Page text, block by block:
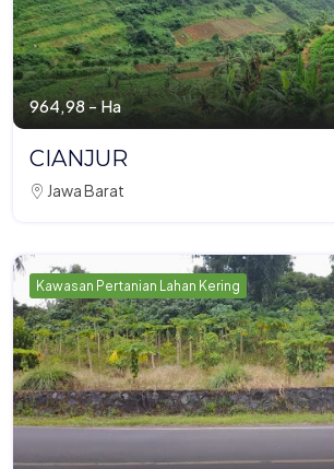
964,98 - Ha
CIANJUR
Jawa Barat
Kawasan Pertanian Lahan Kering